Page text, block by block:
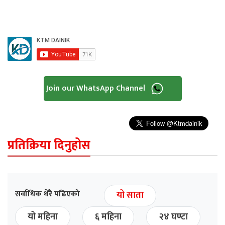
Join our WhatsApp Channel
प्रतिक्रिया दिनुहोस
सर्वाधिक धेरै पढिएको
यो साता
यो महिना
६ महिना २४ घण्टा